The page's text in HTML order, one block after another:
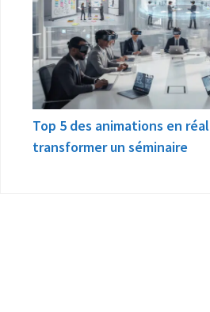
Top 5 des animations en
transformer un séminaire